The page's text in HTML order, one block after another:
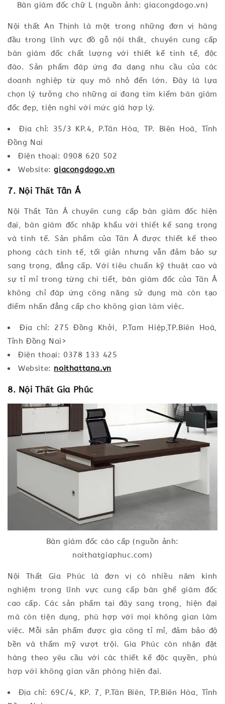
Bàn giám đốc chữ L (nguồn ảnh: giacongdogo.vn)
Nội thất An Thịnh là một trong những đơn vị hàng
đầu trong lĩnh vực đồ gỗ nội thất, chuyên cung cấp
bàn giám đốc chất lượng với thiết kế tinh tế, độc
đáo. Sản phẩm đáp ứng đa dạng nhu cầu của các
doanh nghiệp từ quy mô nhỏ đến lớn. Đây là lựa
chọn lý tưởng cho những ai đang tìm kiếm bàn giám
đốc đẹp, tiện nghi với mức giá hợp lý.
Địa chỉ: 35/3 KP.4, P.Tân Hòa, TP. Biên Hoà, Tỉnh
Đồng Nai
Điện thoại: 0908 620 502
Website:giacongdogo.vn
7. Nội Thất Tân Á
Nội Thất Tân Á chuyên cung cấp bàn giám đốc hiện
đại, bàn giám đốc nhập khẩu với thiết kế sang trọng
và tinh tế. Sản phẩm của Tân Á được thiết kế theo
phong cách tinh tế, tối giản nhưng vẫn đảm bảo sự
sang trọng, đẳng cấp. Với tiêu chuẩn kỹ thuật cao và
sự tỉ mỉ trong từng chi tiết, bàn giám đốc của Tân Á
không chỉ đáp ứng công năng sử dụng mà còn tạo
điểm nhấn đẳng cấp cho không gian làm việc.
Địa chỉ: 275 Đồng Khởi, P.Tam Hiệp,TP.Biên Hoà,
Tỉnh Đồng Nai>
Điện thoại: 0378 133 425
Website: noithattana.vn
8. Nội Thất Gia Phúc
Bàn giám đốc cáo cấp (nguồn ảnh:
noithatgiaphuc.com)
Nội Thất Gia Phúc là đơn vị có nhiều năm kinh
nghiệm trong lĩnh vực cung cấp bàn ghế giám đốc
cao cấp. Các sản phẩm tại đây sang trọng, hiện đại
mà còn tiện dụng, phù hợp với mọi không gian làm
việc. Mỗi sản phẩm được gia công tỉ mỉ, đảm bảo độ
bền và thẩm mỹ vượt trội. Gia Phúc còn nhận đặt
hàng theo yêu cầu với các thiết kế độc quyền, phù
hợp với không gian văn phòng hiện đại.
Địa chỉ: 69C/4, KP. 7, P.Tân Biên, TP.Biên Hòa, Tỉnh